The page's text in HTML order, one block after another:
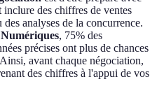
inclure des chiffres de ventes
des analyses de la concurrence.
, 75% des
précises ont plus de chances
avant chaque négociation,
des chiffres à l'appui de vos